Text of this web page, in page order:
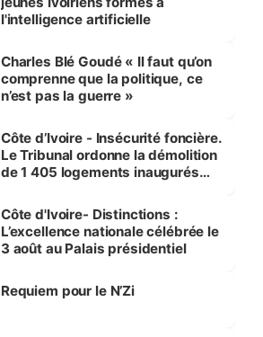
l'intelligence artificielle
Charles Blé Goudé « Il faut qu’on
comprenne que la politique, ce
n’est pas la guerre »
Côte d’Ivoire - Insécurité foncière.
Le Tribunal ordonne la démolition
de 1 405 logements inaugurés
Bassam
Côte d'Ivoire- Distinctions :
L’excellence nationale célébrée le
3 août au Palais présidentiel
Requiem pour le N’Zi